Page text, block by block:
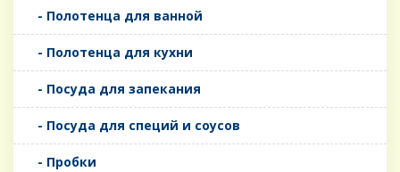
- Полотенца для ванной
- Полотенца для кухни
- Посуда для запекания
- Посуда для специй и соусов
- Пробки